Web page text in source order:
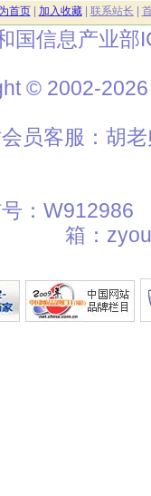
首页| 加入收藏| 联系站长
国信息产业部
© 2002-
员客服：胡
号：
箱：